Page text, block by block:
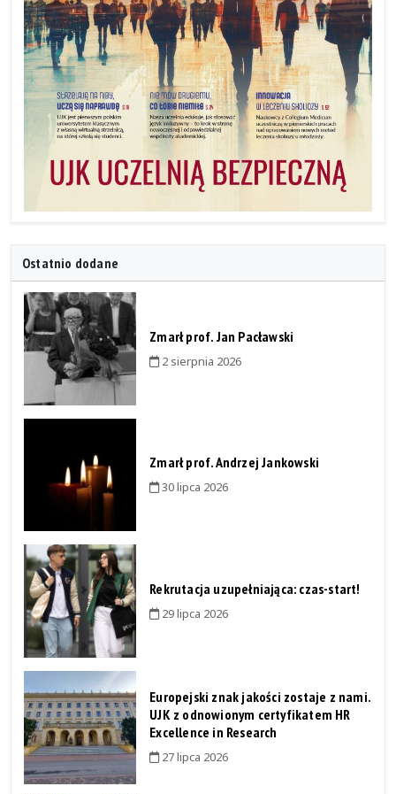
Ostatnio dodane
Zmarł prof. Jan Pacławski
2 sierpnia 2026
Zmarł prof. Andrzej Jankowski
30 lipca 2026
Rekrutacja uzupełniająca: czas-start!
29 lipca 2026
Europejski znak jakości zostaje z nami.
UJK z odnowionym certyfikatem HR
Excellence in Research
27 lipca 2026